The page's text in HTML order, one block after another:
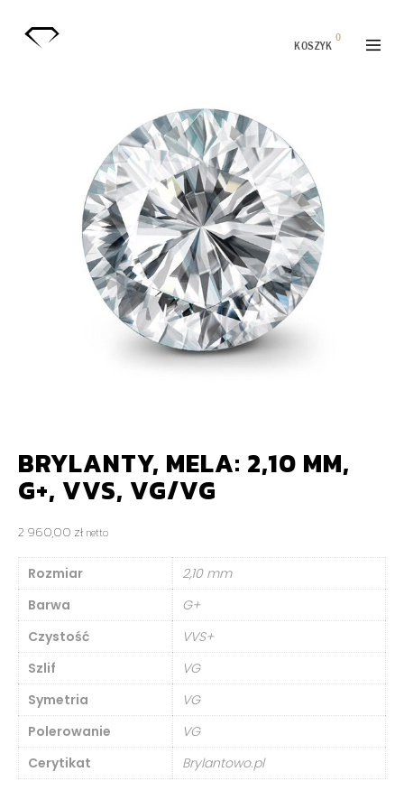
KOSZYK
0
BRYLANTY, MELA: 2,10 MM,
G+, VVS, VG/VG
2 960,00 zł netto
Rozmiar
2,10 mm
Barwa
G+
Czystość
VVS+
Szlif
VG
Symetria
VG
Polerowanie
VG
Cerytikat
Brylantowo.pl